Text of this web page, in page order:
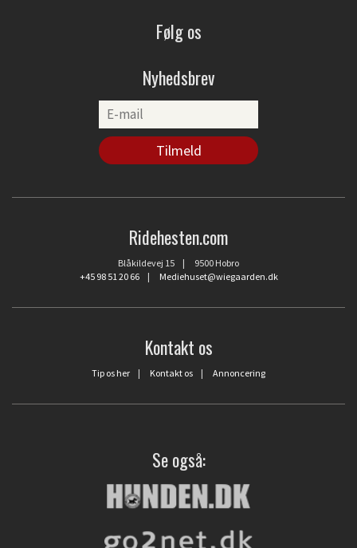
Følg os
Nyhedsbrev
Ridehesten.com
Blåkildevej 15 | 9500 Hobro
+45 98 51 20 66| Mediehuset@wiegaarden.dk
Kontakt os
Tip os her | Kontakt os | Annoncering
Se også: